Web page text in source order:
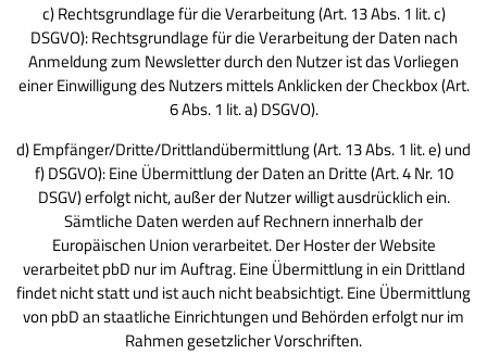
c) Rechtsgrundlage für die Verarbeitung (Art. 13 Abs. 1 lit. c)
DSGVO): Rechtsgrundlage für die Verarbeitung der Daten nach
Anmeldung zum Newsletter durch den Nutzer ist das Vorliegen
einer Einwilligung des Nutzers mittels Anklicken der Checkbox (Art.
6 Abs. 1 lit. a) DSGVO).
d) Empfänger/Dritte/Drittlandübermittlung (Art. 13 Abs. 1 lit. e) und
f) DSGVO): Eine Übermittlung der Daten an Dritte (Art. 4 Nr. 10
DSGV) erfolgt nicht, außer der Nutzer willigt ausdrücklich ein.
Sämtliche Daten werden auf Rechnern innerhalb der
Europäischen Union verarbeitet. Der Hoster der Website
verarbeitet pbD nur im Auftrag. Eine Übermittlung in ein Drittland
findet nicht statt und ist auch nicht beabsichtigt. Eine Übermittlung
von pbD an staatliche Einrichtungen und Behörden er­folgt nur im
Rahmen gesetzlicher Vorschriften.